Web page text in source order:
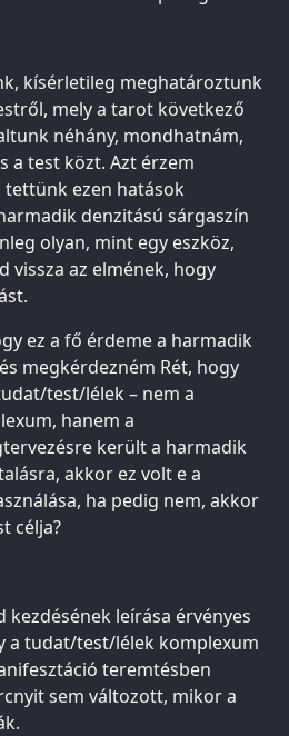
kísérletileg meghatároztunk
mely a tarot következő
néhány, mondhatnám,
a test közt. Azt érzem
ezen hatások
denzitású sárgaszín
olyan, mint egy eszköz,
vissza az elmének, hogy
ez a fő érdeme a harmadik
megkérdezném Rét, hogy
test/lélek – nem a
hanem a
került a harmadik
akkor ez volt e a
ha pedig nem, akkor
célja?
kezdésének leírása érvényes
a tudat/test/lélek komplexum
teremtésben
sem változott, mikor a